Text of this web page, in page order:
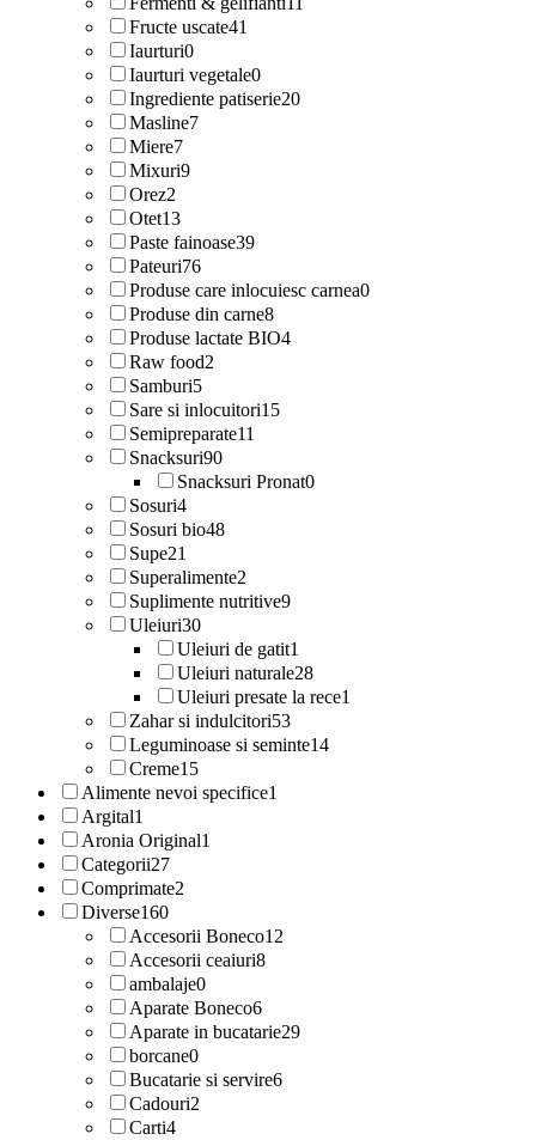
Fructe uscate41
Iaurturi0
Iaurturi vegetale0
Ingrediente patiserie20
Masline7
Miere7
Mixuri9
Orez2
Otet13
Paste fainoase39
Pateuri76
Produse care inlocuiesc carnea0
Produse din carne8
Produse lactate BIO4
Raw food2
Samburi5
Sare si inlocuitori15
Semipreparate11
Snacksuri90
Snacksuri Pronat0
Sosuri4
Sosuri bio48
Supe21
Superalimente2
Suplimente nutritive9
Uleiuri30
Uleiuri de gatit1
Uleiuri naturale28
Uleiuri presate la rece1
Zahar si indulcitori53
Leguminoase si seminte14
Creme15
Alimente nevoi specifice1
Argital1
Aronia Original1
Categorii27
Comprimate2
Diverse160
Accesorii Boneco12
Accesorii ceaiuri8
ambalaje0
Aparate Boneco6
Aparate in bucatarie29
borcane0
Bucatarie si servire6
Cadouri2
Carti4